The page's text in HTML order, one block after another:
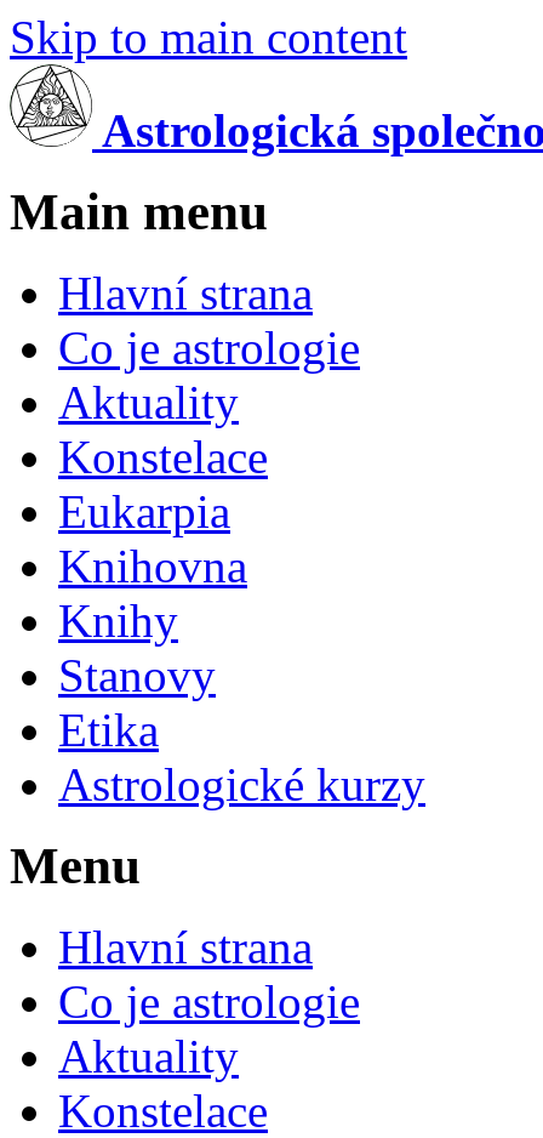
Skip to main content
Astrologická
Main menu
Hlavní strana
Co je astrologie
Aktuality
Konstelace
Eukarpia
Knihovna
Knihy
Stanovy
Etika
Astrologické kurzy
Menu
Hlavní strana
Co je astrologie
Aktuality
Konstelace